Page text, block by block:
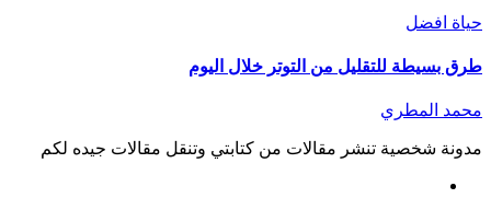
حياة افضل
طرق بسيطة للتقليل من التوتر خلال اليوم
محمد المطري
مدونة شخصية تنشر مقالات من كتابتي وتنقل مقالات جيده لكم